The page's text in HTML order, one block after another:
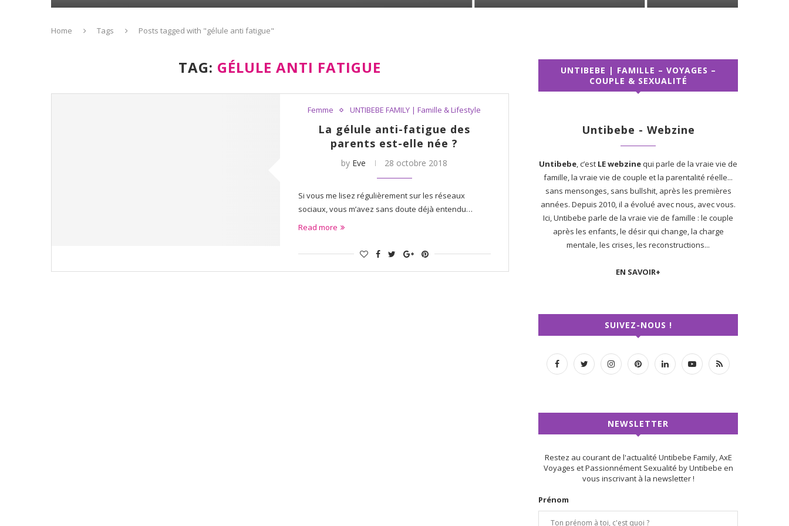
Home Tags Posts tagged with "gélule anti fatigue"
TAG: GÉLULE ANTI FATIGUE
Femme UNTIBEBE FAMILY | Famille & Lifestyle
La gélule anti-fatigue des
parents est-elle née ?
by Eve 28 octobre 2018
Si vous me lisez régulièrement sur les réseaux
sociaux, vous m’avez sans doute déjà entendu…
Read more
UNTIBEBE | FAMILLE – VOYAGES –
COUPLE & SEXUALITÉ
Untibebe - Webzine
Untibebe, c’est LE webzinequi parle de la vraie vie de
famille, la vraie vie de couple et la parentalité réelle...
sans mensonges, sans bullshit, après les premières
années. Depuis 2010, il a évolué avec nous, avec vous.
Ici, Untibebe parle de la vraie vie de famille : le couple
après les enfants, le désir qui change, la charge
mentale, les crises, les reconstructions...
EN SAVOIR+
SUIVEZ-NOUS !
NEWSLETTER
Restez au courant de l'actualité Untibebe Family, AxE
Voyages et Passionnément Sexualité by Untibebe en
vous inscrivant à la newsletter !
Prénom